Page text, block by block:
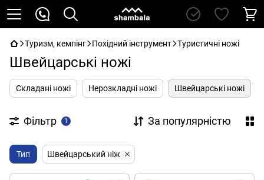
Туризм, кемпінг Похідний інструмент Туристичні ножі
Швейцарські ножі
Складані ножі Нерозкладні ножі Швейцарські ножі
Фільтр 1 За популярністю
Тип Швейцарський ніж